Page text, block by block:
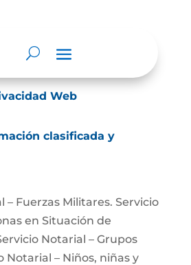
de Datos
Web
clasificada y
– Fuerzas Militares. Servicio
en Situación de
Notarial – Grupos
Notarial – Niños, niñas y